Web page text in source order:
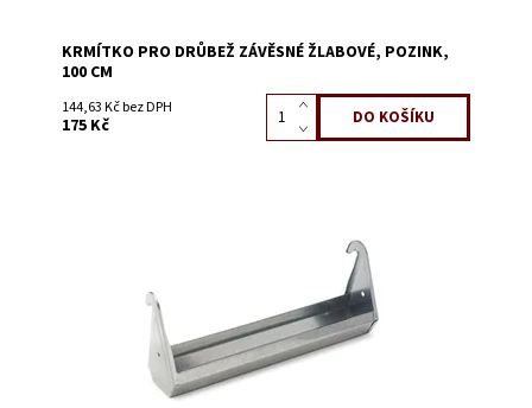
KRMÍTKO PRO DRŮBEŽ ZÁVĚSNÉ ŽLABOVÉ, POZINK,
100 CM
144,63 Kč bez DPH
175 Kč